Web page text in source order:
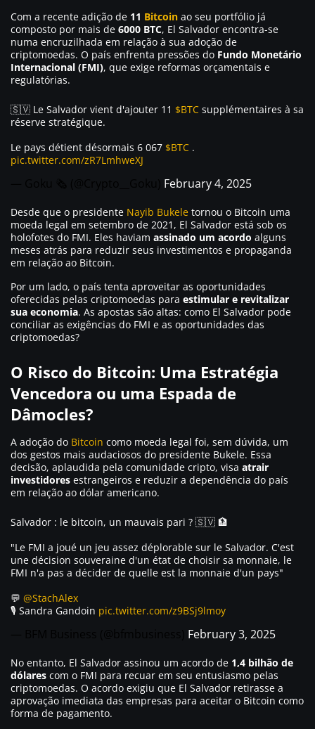
Com a recente adição de 11 Bitcoin ao seu portfólio já
composto por mais de 6000 BTC, El Salvador encontra-se
numa encruzilhada em relação à sua adoção de
criptomoedas. O país enfrenta pressões do Fundo Monetário
Internacional (FMI), que exige reformas orçamentais e
regulatórias.
🇸🇻 Le Salvador vient d'ajouter 11 $BTC supplémentaires à sa
réserve stratégique.
Le pays détient désormais 6 067 $BTC .
pic.twitter.com/zR7LmhweXJ
February 4, 2025
Desde que o presidente Nayib Bukele tornou o Bitcoin uma
moeda legal em setembro de 2021, El Salvador está sob os
holofotes do FMI. Eles haviam assinado um acordo alguns
meses atrás para reduzir seus investimentos e propaganda
em relação ao Bitcoin.
Por um lado, o país tenta aproveitar as oportunidades
oferecidas pelas criptomoedas para estimular e revitalizar
sua economia. As apostas são altas: como El Salvador pode
conciliar as exigências do FMI e as oportunidades das
criptomoedas?
O Risco do Bitcoin: Uma Estratégia
Vencedora ou uma Espada de
Dâmocles?
A adoção do Bitcoin como moeda legal foi, sem dúvida, um
dos gestos mais audaciosos do presidente Bukele. Essa
decisão, aplaudida pela comunidade cripto, visa atrair
investidores estrangeiros e reduzir a dependência do país
em relação ao dólar americano.
Salvador : le bitcoin, un mauvais pari ? 🇸🇻 🏦
"Le FMI a joué un jeu assez déplorable sur le Salvador. C'est
une décision souveraine d'un état de choisir sa monnaie, le
FMI n'a pas a décider de quelle est la monnaie d'un pays"
💬 @StachAlex
🎙️ Sandra Gandoin pic.twitter.com/z9BSj9lmoy
February 3, 2025
No entanto, El Salvador assinou um acordo de 1,4 bilhão de
dólares com o FMI para recuar em seu entusiasmo pelas
criptomoedas. O acordo exigiu que El Salvador retirasse a
aprovação imediata das empresas para aceitar o Bitcoin como
forma de pagamento.